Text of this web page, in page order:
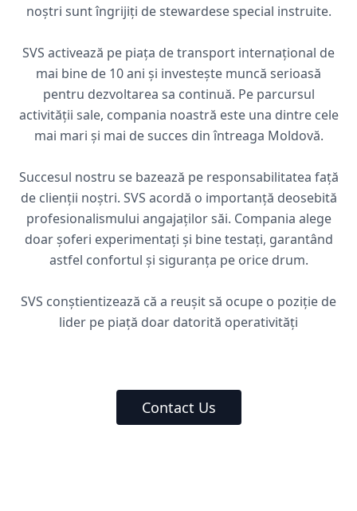
noștri sunt îngrijiți de stewardese special instruite.
SVS activează pe piața de transport internațional de
mai bine de 10 ani și investește muncă serioasă
pentru dezvoltarea sa continuă. Pe parcursul
activității sale, compania noastră este una dintre cele
mai mari și mai de succes din întreaga Moldovă.
Succesul nostru se bazează pe responsabilitatea față
de clienții noștri. SVS acordă o importanță deosebită
profesionalismului angajaților săi. Compania alege
doar șoferi experimentați și bine testați, garantând
astfel confortul și siguranța pe orice drum.
SVS conștientizează că a reușit să ocupe o poziție de
lider pe piață doar datorită operativități
Contact Us